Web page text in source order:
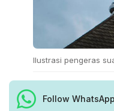
Ilustrasi pengeras
Follow